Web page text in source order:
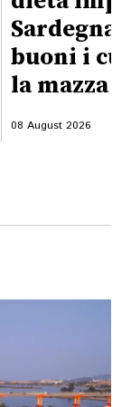
Sardegna:
buoni i
la mazza
08 August 2026